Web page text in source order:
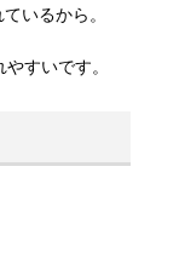
いるから。
すいです。